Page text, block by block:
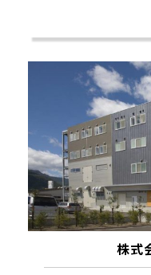
株式